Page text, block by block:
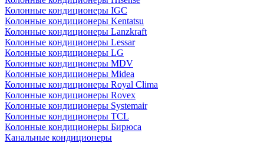
Колонные кондиционеры IGC
Колонные кондиционеры Kentatsu
Колонные кондиционеры Lanzkraft
Колонные кондиционеры Lessar
Колонные кондиционеры LG
Колонные кондиционеры MDV
Колонные кондиционеры Midea
Колонные кондиционеры Royal Clima
Колонные кондиционеры Rovex
Колонные кондиционеры Systemair
Колонные кондиционеры TCL
Колонные кондиционеры Бирюса
Канальные кондиционеры